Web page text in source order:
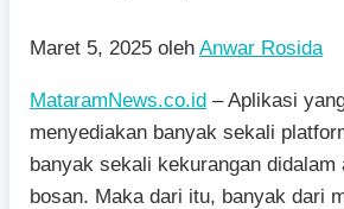
Maret 5, 2025 oleh Anwar Rosida
MataramNews.co.id – Aplikasi
menyediakan banyak sekali
banyak sekali kekurangan
bosan. Maka dari itu, banyak dari